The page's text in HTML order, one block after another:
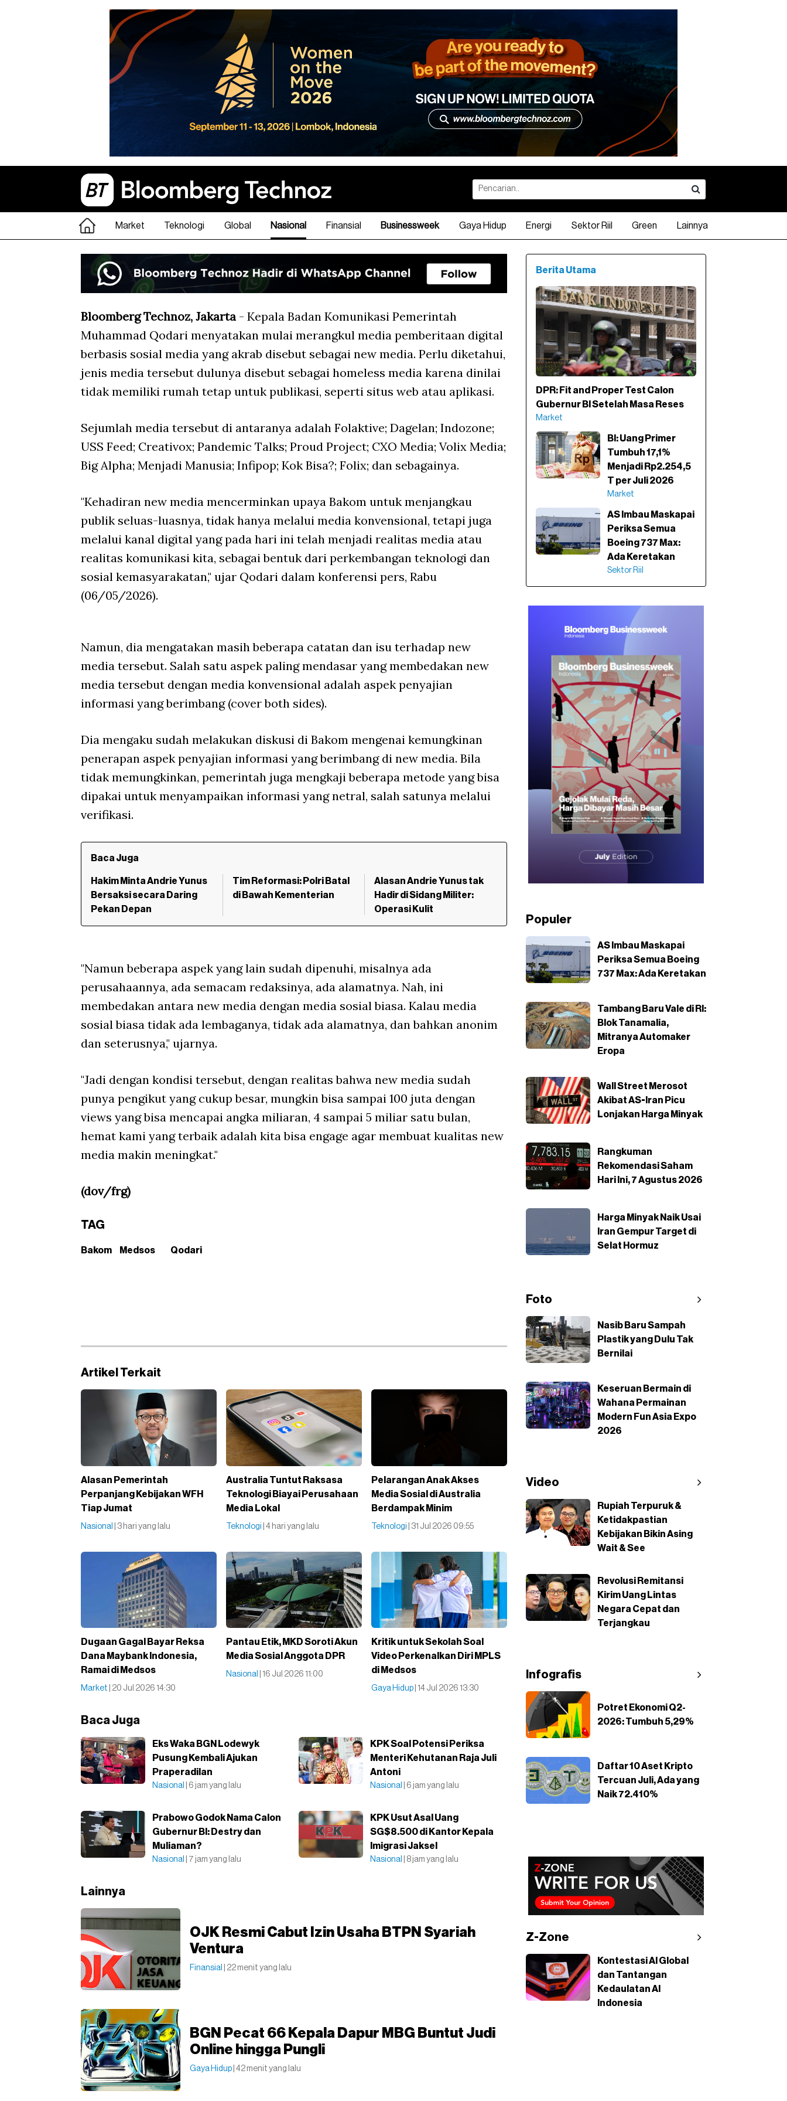
Market Teknologi Global Nasional Finansial Businessweek Gaya Hidup Energi Sektor Riil Green Lainnya
Bloomberg Technoz, Jakarta- Kepala Badan Komunikasi Pemerintah
Muhammad Qodari menyatakan mulai merangkul media pemberitaan digital
berbasis sosial media yang akrab disebut sebagai new media. Perlu diketahui,
jenis media tersebut dulunya disebut sebagai homeless media karena dinilai
tidak memiliki rumah tetap untuk publikasi, seperti situs web atau aplikasi.
Sejumlah media tersebut di antaranya adalah Folaktive; Dagelan; Indozone;
USS Feed; Creativox; Pandemic Talks; Proud Project; CXO Media; Volix Media;
Big Alpha; Menjadi Manusia; Infipop; Kok Bisa?; Folix; dan sebagainya.
"Kehadiran new media mencerminkan upaya Bakom untuk menjangkau
publik seluas-luasnya, tidak hanya melalui media konvensional, tetapi juga
melalui kanal digital yang pada hari ini telah menjadi realitas media atau
realitas komunikasi kita, sebagai bentuk dari perkembangan teknologi dan
sosial kemasyarakatan," ujar Qodari dalam konferensi pers, Rabu
(06/05/2026).
Namun, dia mengatakan masih beberapa catatan dan isu terhadap new
media tersebut. Salah satu aspek paling mendasar yang membedakan new
media tersebut dengan media konvensional adalah aspek penyajian
informasi yang berimbang (cover both sides).
Dia mengaku sudah melakukan diskusi di Bakom mengenai kemungkinan
penerapan aspek penyajian informasi yang berimbang di new media. Bila
tidak memungkinkan, pemerintah juga mengkaji beberapa metode yang bisa
dipakai untuk menyampaikan informasi yang netral, salah satunya melalui
verifikasi.
Baca Juga
Hakim Minta Andrie Yunus
Bersaksi secara Daring
Pekan Depan
Tim Reformasi: Polri Batal
di Bawah Kementerian
Alasan Andrie Yunus tak
Hadir di Sidang Militer:
Operasi Kulit
"Namun beberapa aspek yang lain sudah dipenuhi, misalnya ada
perusahaannya, ada semacam redaksinya, ada alamatnya. Nah, ini
membedakan antara new media dengan media sosial biasa. Kalau media
sosial biasa tidak ada lembaganya, tidak ada alamatnya, dan bahkan anonim
dan seterusnya," ujarnya.
"Jadi dengan kondisi tersebut, dengan realitas bahwa new media sudah
punya pengikut yang cukup besar, mungkin bisa sampai 100 juta dengan
views yang bisa mencapai angka miliaran, 4 sampai 5 miliar satu bulan,
hemat kami yang terbaik adalah kita bisa engage agar membuat kualitas new
media makin meningkat."
(dov/frg)
TAG
Bakom Medsos Qodari
Artikel Terkait
Alasan Pemerintah
Perpanjang Kebijakan WFH
Tiap Jumat
Nasional | 3 hari yang lalu
Australia Tuntut Raksasa
Teknologi Biayai Perusahaan
Media Lokal
Teknologi | 4 hari yang lalu
Pelarangan Anak Akses
Media Sosial di Australia
Berdampak Minim
Teknologi | 31 Jul 2026 09:55
Dugaan Gagal Bayar Reksa
Dana Maybank Indonesia,
Ramai di Medsos
Market | 20 Jul 2026 14:30
Pantau Etik, MKD Soroti Akun
Media Sosial Anggota DPR
Nasional | 16 Jul 2026 11:00
Kritik untuk Sekolah Soal
Video Perkenalkan Diri MPLS
di Medsos
Gaya Hidup | 14 Jul 2026 13:30
Baca Juga
Eks Waka BGN Lodewyk
Pusung Kembali Ajukan
Praperadilan
Nasional | 6 jam yang lalu
KPK Soal Potensi Periksa
Menteri Kehutanan Raja Juli
Antoni
Nasional | 6 jam yang lalu
Prabowo Godok Nama Calon
Gubernur BI: Destry dan
Muliaman?
Nasional | 7 jam yang lalu
KPK Usut Asal Uang
SG$8.500 di Kantor Kepala
Imigrasi Jaksel
Nasional | 8 jam yang lalu
Lainnya
OJK Resmi Cabut Izin Usaha BTPN Syariah
Ventura
Finansial | 22 menit yang lalu
BGN Pecat 66 Kepala Dapur MBG Buntut Judi
Online hingga Pungli
Gaya Hidup | 42 menit yang lalu
Berita Utama
DPR: Fit and Proper Test Calon
Gubernur BI Setelah Masa Reses
Market
BI: Uang Primer
Tumbuh 17,1%
Menjadi Rp2.254,5
T per Juli 2026
Market
AS Imbau Maskapai
Periksa Semua
Boeing 737 Max:
Ada Keretakan
Sektor Riil
Populer
AS Imbau Maskapai
Periksa Semua Boeing
737 Max: Ada Keretakan
Tambang Baru Vale di RI:
Blok Tanamalia,
Mitranya Automaker
Eropa
Wall Street Merosot
Akibat AS-Iran Picu
Lonjakan Harga Minyak
Rangkuman
Rekomendasi Saham
Hari Ini, 7 Agustus 2026
Harga Minyak Naik Usai
Iran Gempur Target di
Selat Hormuz
Foto
Nasib Baru Sampah
Plastik yang Dulu Tak
Bernilai
Keseruan Bermain di
Wahana Permainan
Modern Fun Asia Expo
2026
Video
Rupiah Terpuruk &
Ketidakpastian
Kebijakan Bikin Asing
Wait & See
Revolusi Remitansi
Kirim Uang Lintas
Negara Cepat dan
Terjangkau
Infografis
Potret Ekonomi Q2-
2026: Tumbuh 5,29%
Daftar 10 Aset Kripto
Tercuan Juli, Ada yang
Naik 72.410%
Z-Zone
Kontestasi AI Global
dan Tantangan
Kedaulatan AI
Indonesia